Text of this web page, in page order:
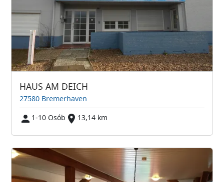
HAUS AM DEICH
27580 Bremerhaven
1-10 Osób
13,14 km